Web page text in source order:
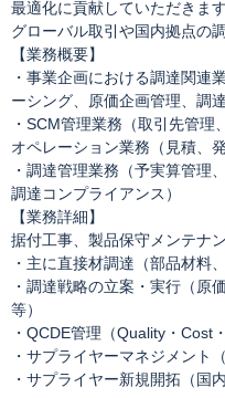
最適化に貢献していただきます
グローバル取引や国内拠点の
【業務概要】
・事業企画における調達関連
ーシング、原価企画管理、調
・SCM管理業務（取引先管理
オペレーション業務（見積、
・調達管理業務（予実算管理
調達コンプライアンス）
【業務詳細】
据付工事、製品保守メンテナ
・主に直接材調達（部品材料
・調達戦略の立案・実行（原
等）
・QCDE管理（Quality・Cost
・サプライヤーマネジメント
・サプライヤー新規開拓（国内